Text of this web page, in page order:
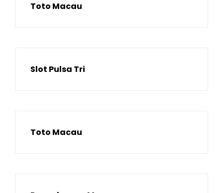
Toto Macau
Slot Pulsa Tri
Toto Macau